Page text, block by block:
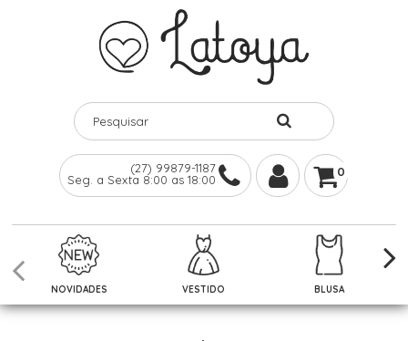
(27) 99879-1187
Seg. a Sexta 8:00 as 18:00
0
NOVIDADES VESTIDO BLUSA